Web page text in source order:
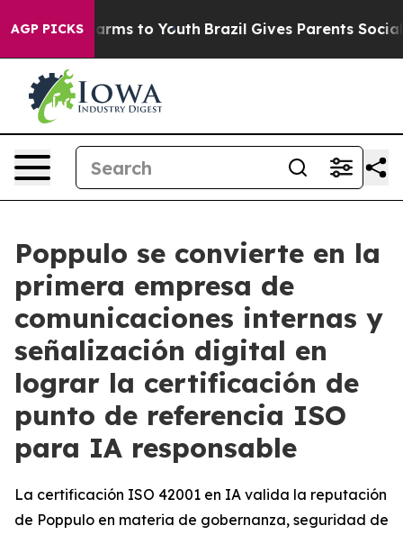
AGP PICKSHarms to Youth Brazil Gives Parents Social
Poppulo se convierte en la
primera empresa de
comunicaciones internas y
señalización digital en
lograr la certificación de
punto de referencia ISO
para IA responsable
La certificación ISO 42001 en IA valida la reputación
de Poppulo en materia de gobernanza, seguridad de